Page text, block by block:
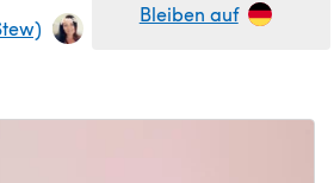
Bleiben auf